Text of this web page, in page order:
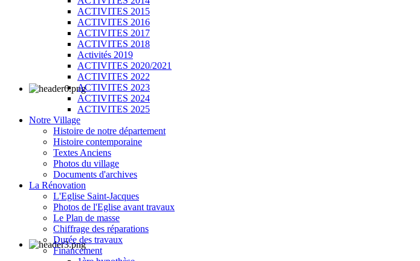
ACTIVITES 2015
ACTIVITES 2016
ACTIVITES 2017
ACTIVITES 2018
Activités 2019
ACTIVITES 2020/2021
ACTIVITES 2022
ACTIVITES 2023
ACTIVITES 2024
ACTIVITES 2025
Notre Village
Histoire de notre département
Histoire contemporaine
Textes Anciens
Photos du village
Documents d'archives
La Rénovation
L'Eglise Saint-Jacques
Photos de l'Eglise avant travaux
Le Plan de masse
Chiffrage des réparations
Durée des travaux
Financement